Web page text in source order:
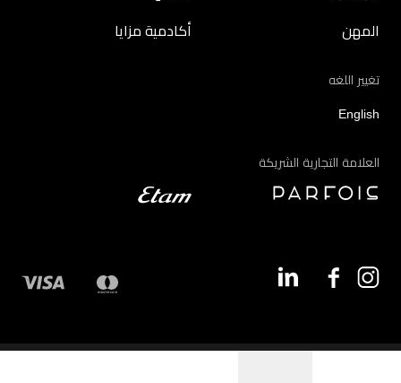
المهن أكادمية مزايا
تغيير اللغه
English
العلامة التجارية الشريكة